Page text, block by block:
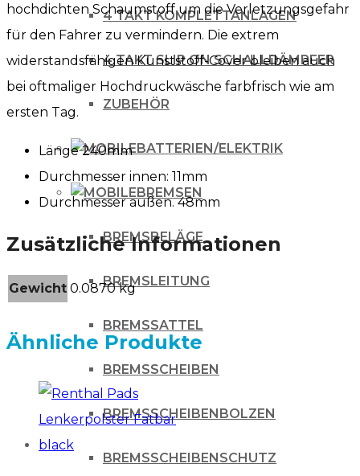
4 TAKT KOMPLETTANLAGEN
4 TAKT SLIP ON SCHALLDÄMPFER
ZUBEHÖR
BATTERIEN/ELEKTRIK
BREMSEN
BREMSBELÄGE
BREMSLEITUNG
BREMSSATTEL
BREMSSCHEIBEN
BREMSSCHEIBENBOLZEN
BREMSSCHEIBENSCHUTZ
hochdichten Schaumstoff um die Verletzungsgefahr
für den Fahrer zu vermindern. Die extrem
widerstandsfähigen Kunststoff-Cover bleiben auch
bei oftmaliger Hochdruckwäsche farbfrisch wie am
ersten Tag.
Länge 240mm
Durchmesser innen: 11mm
Durchmesser außen. 48mm
Zusätzliche Informationen
Gewicht 0.0870 kg
Ähnliche Produkte